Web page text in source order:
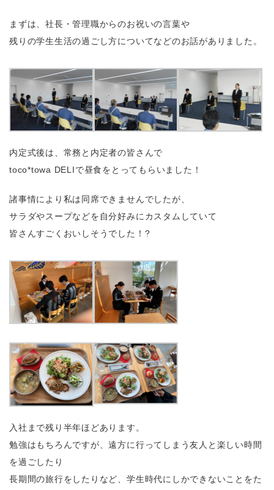
まずは、社長・管理職からのお祝いの言葉や
残りの学生生活の過ごし方についてなどのお話がありました。
内定式後は、常務と内定者の皆さんで
toco*towa DELIで昼食をとってもらいました！
諸事情により私は同席できませんでしたが、
サラダやスープなどを自分好みにカスタムしていて
皆さんすごくおいしそうでした！?
入社まで残り半年ほどあります。
勉強はもちろんですが、遠方に行ってしまう友人と楽しい時間
を過ごしたり
長期間の旅行をしたりなど、学生時代にしかできないことをた